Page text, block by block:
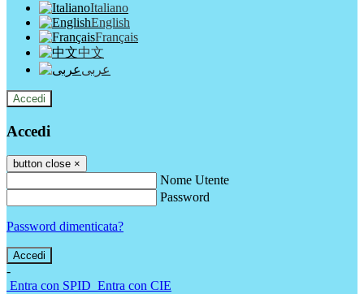
Italiano
English
Français
中文
عربى
Accedi
Accedi
button close ×
Nome Utente
Password
Password dimenticata?
-
Entra con SPID Entra con CIE